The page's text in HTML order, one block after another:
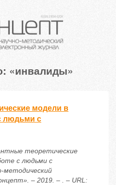
«инвалиды»
модели в
людьми с
теоретические
с людьми с
методический
– 2019. – . – URL: